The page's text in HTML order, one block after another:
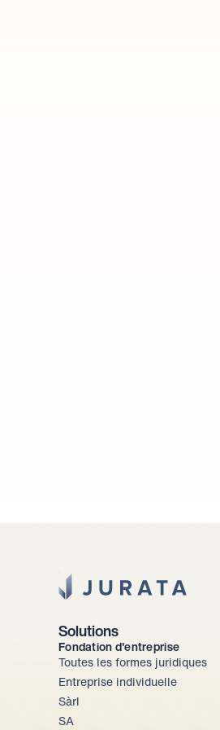
Solutions
Fondation d'entreprise
Toutes les formes juridiques
Entreprise individuelle
Sàrl
SA